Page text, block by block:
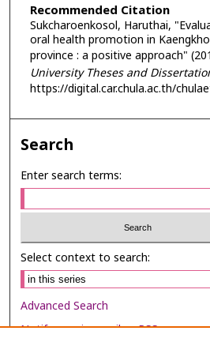
Recommended Citation
Sukcharoenkosol, Haruthai,
oral health promotion in
province : a positive approach"
University Theses and
https://digital.car.chula.ac.th/
Search
Enter search terms:
Select context to search:
Advanced Search
Notify me via email orRSS